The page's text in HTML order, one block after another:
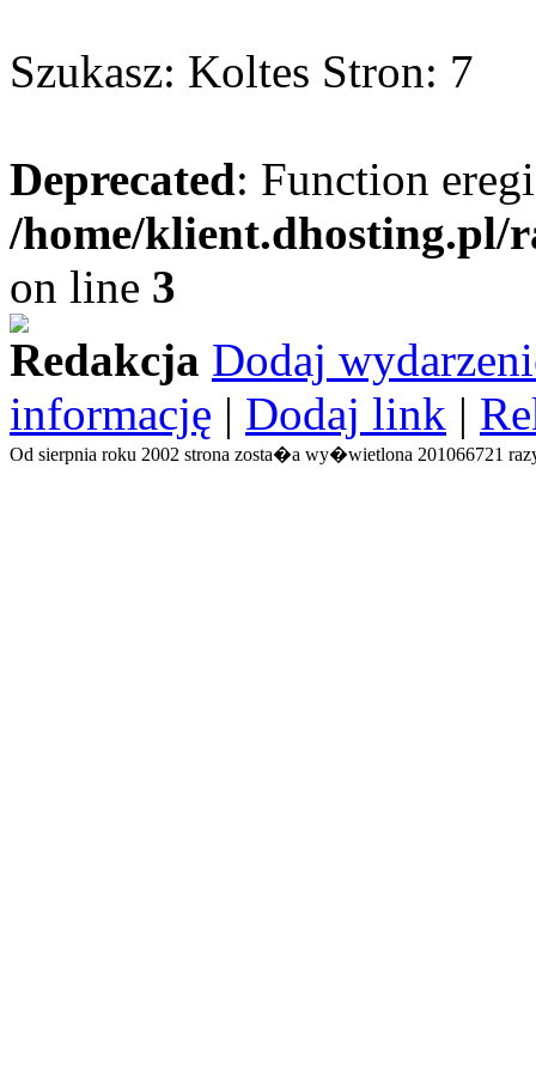
Szukasz: Koltes Stron: 7
Deprecated: Function
/home/
on line 3
Redakcja Dodaj
informację | Dodaj link |
Od sierpnia roku 2002 strona zosta�a wy�wietlona 201066721